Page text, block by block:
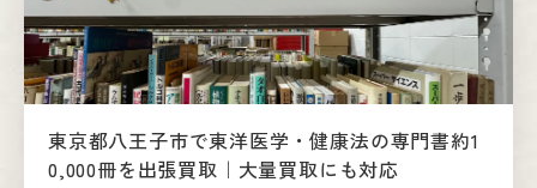
東京都八王子市で東洋医学・健康法の専門書約1
0,000冊を出張買取｜大量買取にも対応